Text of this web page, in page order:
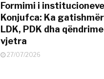
Formimi i
Konjufca: Ka
LDK, PDK dha
vjetra
27/07/2026